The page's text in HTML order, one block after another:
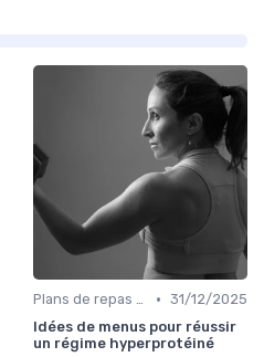
Plans de repas pour la perte de poids • 31/12/2025
Idées de menus pour réussir
un régime hyperprotéiné